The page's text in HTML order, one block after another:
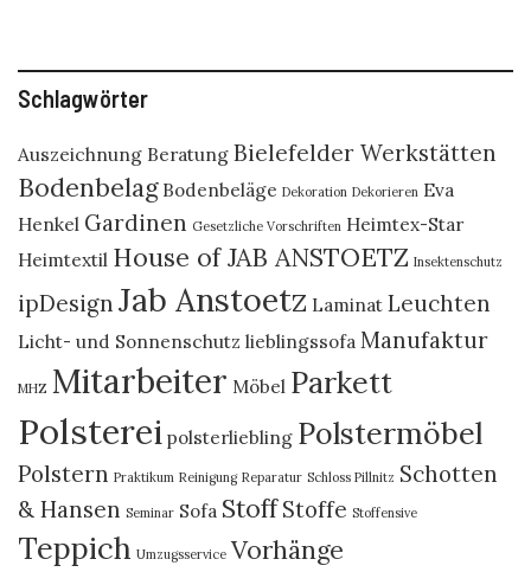
Schlagwörter
Auszeichnung Beratung Bielefelder Werkstätten
Bodenbelag Bodenbeläge Dekoration Dekorieren Eva
Henkel Gardinen Gesetzliche Vorschriften Heimtex-Star
Heimtextil House of JAB ANSTOETZ Insektenschutz
ipDesign Jab Anstoetz Laminat Leuchten
Licht- und Sonnenschutz lieblingssofa Manufaktur
MHZ Mitarbeiter Möbel Parkett
Polsterei polsterliebling Polstermöbel
Polstern Praktikum Reinigung Reparatur Schloss Pillnitz Schotten
& Hansen Seminar Sofa Stoff Stoffe Stoffensive
Teppich Umzugsservice Vorhänge